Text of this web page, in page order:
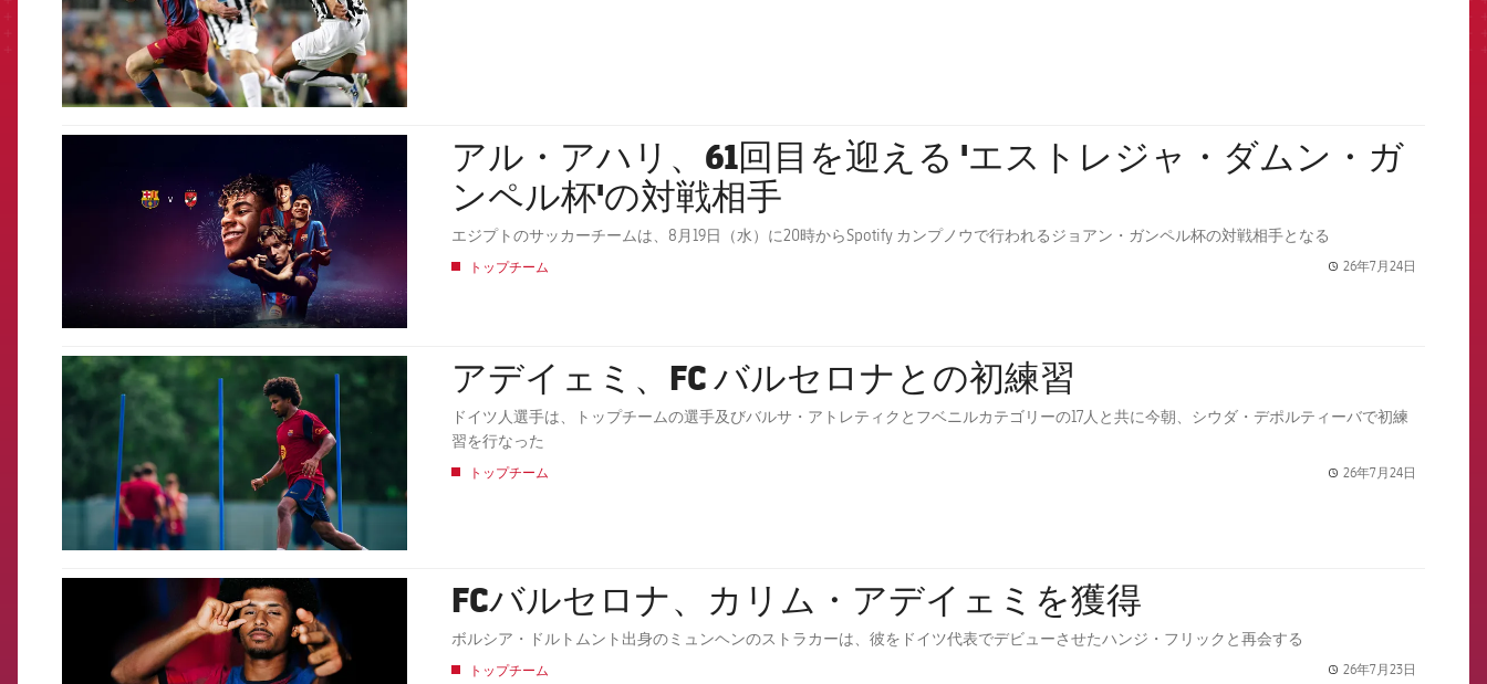
アル・アハリ、61回目を迎える 'エストレジャ・ダムン・ガ
ンペル杯'の対戦相手
エジプトのサッカーチームは、8月19日（水）に20時からSpotify カンプノウで行われるジョアン・ガンペル杯の対戦相手となる
トップチーム 26年7月24日
FCB Barcelona badge アデイェミ、FC バルセロナとの初練習
ドイツ人選手は、トップチームの選手及びバルサ・アトレティクとフベニルカテゴリーの17人と共に今朝、シウダ・デポルティーバで初練
習を行なった
トップチーム 26年7月24日
FCB Barcelona badge FCバルセロナ、カリム・アデイェミを獲得
ボルシア・ドルトムント出身のミュンヘンのストラカーは、彼をドイツ代表でデビューさせたハンジ・フリックと再会する
トップチーム 26年7月23日